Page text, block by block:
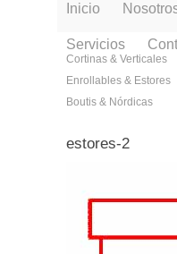
Inicio
Servicios
Cortinas & Verticales
Enrollables & Estores
Boutis & Nórdicas
estores-2